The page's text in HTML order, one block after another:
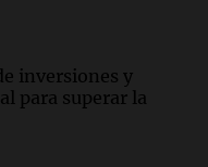
inversiones y
para superar la